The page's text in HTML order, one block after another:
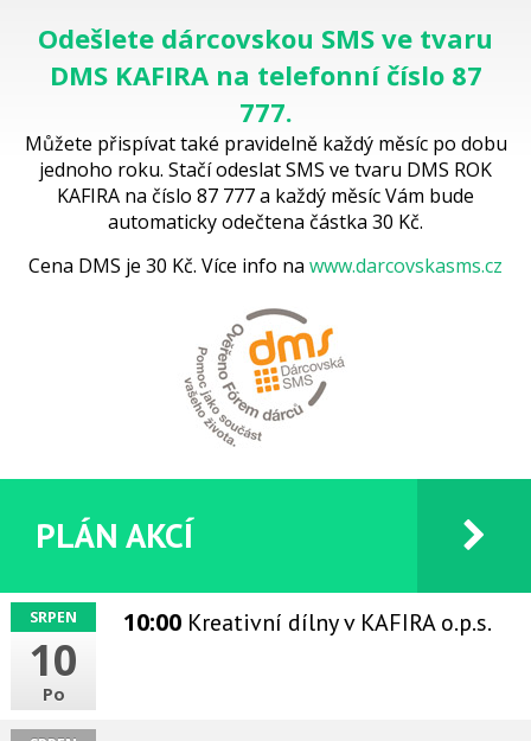
Odešlete dárcovskou SMS ve tvaru
DMS KAFIRA na telefonní číslo 87
777.
Můžete přispívat také pravidelně každý měsíc po dobu
jednoho roku. Stačí odeslat SMS ve tvaru DMS ROK
KAFIRA na číslo 87 777 a každý měsíc Vám bude
automaticky odečtena částka 30 Kč.
Cena DMS je 30 Kč. Více info na www.darcovskasms.cz
PLÁN AKCÍ
SRPEN
10
Po
10:00 Kreativní dílnyv KAFIRA o.p.s.